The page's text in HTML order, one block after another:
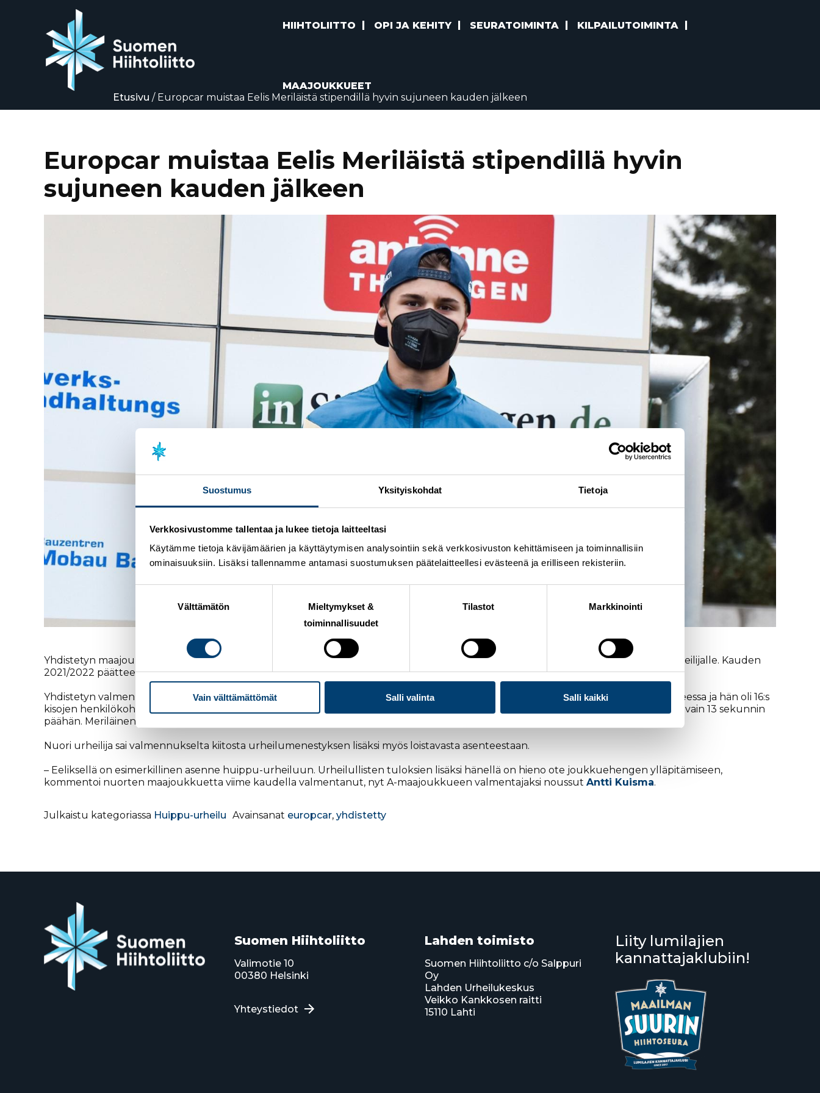
Suostumus Yksityiskohdat Tietoja
Verkkosivustomme tallentaa ja lukee tietoja laitteeltasi
Käytämme tietoja kävijämäärien ja käyttäytymisen analysointiin sekä verkkosivuston kehittämiseen ja toiminnallisiin
ominaisuuksiin. Lisäksi tallennamme antamasi suostumuksen päätelaitteellesi evästeenä ja erilliseen rekisteriin.
Välttämätön
Mieltymykset &
toiminnallisuudet
Tilastot Markkinointi
Vain välttämättömät Salli valinta Salli kaikki
HIIHTOLIITTO OPI JA KEHITY SEURATOIMINTA KILPAILUTOIMINTA
MAAJOUKKUEET
Etusivu / Europcar muistaa Eelis Meriläistä stipendillä hyvin sujuneen kauden jälkeen
Europcar muistaa Eelis Meriläistä stipendillä hyvin
sujuneen kauden jälkeen
Yhdistetyn maajoukkueen pitkäaikainen yhteistyökumppani Europcar jakaa vuosittain stipendin nuorelle lupaavalle yhdistetyn urheilijalle. Kauden
2021/2022 päätteeksi stipendi on myönnettyEelis Meriläiselle.
Yhdistetyn valmennusjohto teki valinnan stipendin saajasta. Meriläinen oli mukana nuorten MM-kisoissa kultaa voittaneessa joukkueessa ja hän oli 16:s
kisojen henkilökohtaisessa kilpailussa. 18-vuotias urheilija taisteli loistavasti viidenneksi nuorten Olympiafestivaaleilla, mitalin jäädessä vain 13 sekunnin
päähän. Meriläinen otti myös uransa ensimmäiset Continental Cupin pisteet tällä kaudella.
Nuori urheilija sai valmennukselta kiitosta urheilumenestyksen lisäksi myös loistavasta asenteestaan.
– Eeliksellä on esimerkillinen asenne huippu-urheiluun. Urheilullisten tuloksien lisäksi hänellä on hieno ote joukkuehengen ylläpitämiseen,
kommentoi nuorten maajoukkuetta viime kaudella valmentanut, nyt A-maajoukkueen valmentajaksi noussut Antti Kuisma.
Julkaistu kategoriassa Huippu-urheilu Avainsanat europcar, yhdistetty
Suomen Hiihtoliitto
Valimotie 10
00380 Helsinki
Yhteystiedot
Lahden toimisto
Suomen Hiihtoliitto c/o Salppuri
Oy
Lahden Urheilukeskus
Veikko Kankkosen raitti
15110 Lahti
Liity lumilajien
kannattajaklubiin!